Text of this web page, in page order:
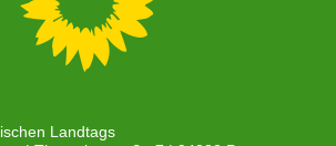
Landtags